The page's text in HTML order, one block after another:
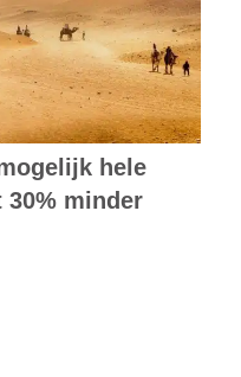
hele
30% minder